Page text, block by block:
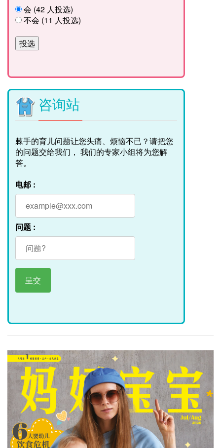
会 (42 人投选)
不会 (11 人投选)
咨询站
棘手的育儿问题让您头痛、烦恼不已？请把您
的问题交给我们， 我们的专家小组将为您解
答。
电邮 :
问题 :